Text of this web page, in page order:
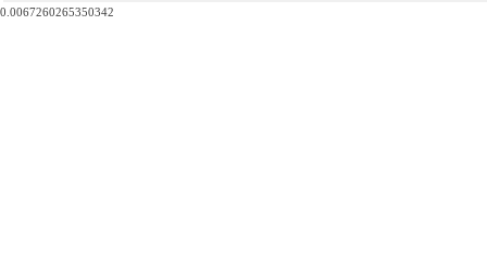
0.0067260265350342